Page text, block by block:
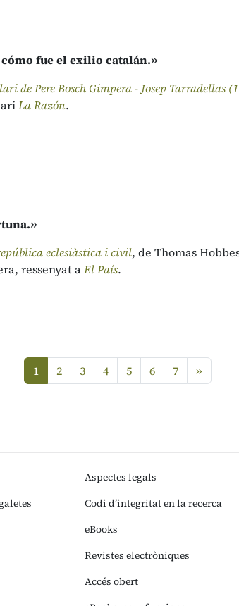
fue el exilio catalán.»
de Pere Bosch Gimpera - Josep Tarradellas
La Razón.
eclesiàstica i civil, de Thomas
ressenyat aEl País.
1 2 3 4 5 6 7 »
Aspectes legals
Codi d’integritat en la recerca
eBooks
Revistes electròniques
Accés obert